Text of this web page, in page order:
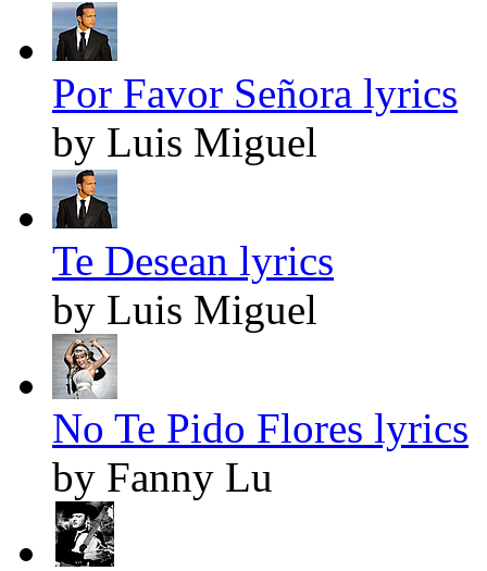
Por Favor Señora lyrics
by Luis Miguel
Te Desean lyrics
by Luis Miguel
No Te Pido Flores lyrics
by Fanny Lu